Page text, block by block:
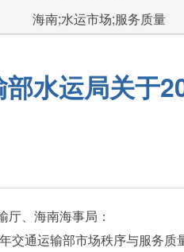
海南;水运市场;服务质量
水运局关于
厅、海南海事局：
通运输部市场秩序与服务质